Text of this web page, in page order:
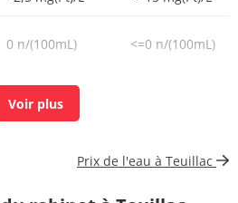
0 n/(100mL) <=0 n/(100mL)
0 n/mL
Prix de l'eau à Teuillac